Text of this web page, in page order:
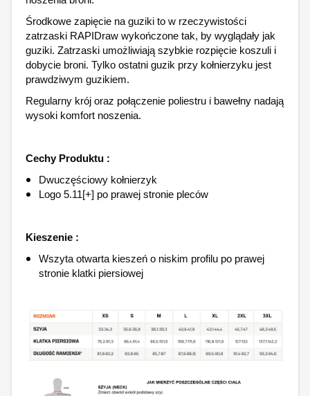
Środkowe zapięcie na guziki to w rzeczywistości
zatrzaski RAPIDraw wykończone tak, by wyglądały jak
guziki. Zatrzaski umożliwiają szybkie rozpięcie koszuli i
dobycie broni. Tylko ostatni guzik przy kołnierzyku jest
prawdziwym guzikiem.
Regularny krój oraz połączenie poliestru i bawełny nadają
wysoki komfort noszenia.
Cechy Produktu :
Dwuczęściowy kołnierzyk
Logo 5.11[+] po prawej stronie pleców
Kieszenie :
Wszyta otwarta kieszeń o niskim profilu po prawej
stronie klatki piersiowej